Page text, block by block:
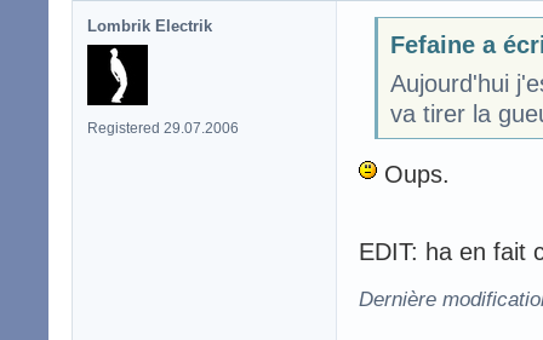
Lombrik Electrik
Registered 29.07.2006
Fefaine a
Aujourd'hui
va tirer la
Oups.
EDIT: ha en fait
Dernière